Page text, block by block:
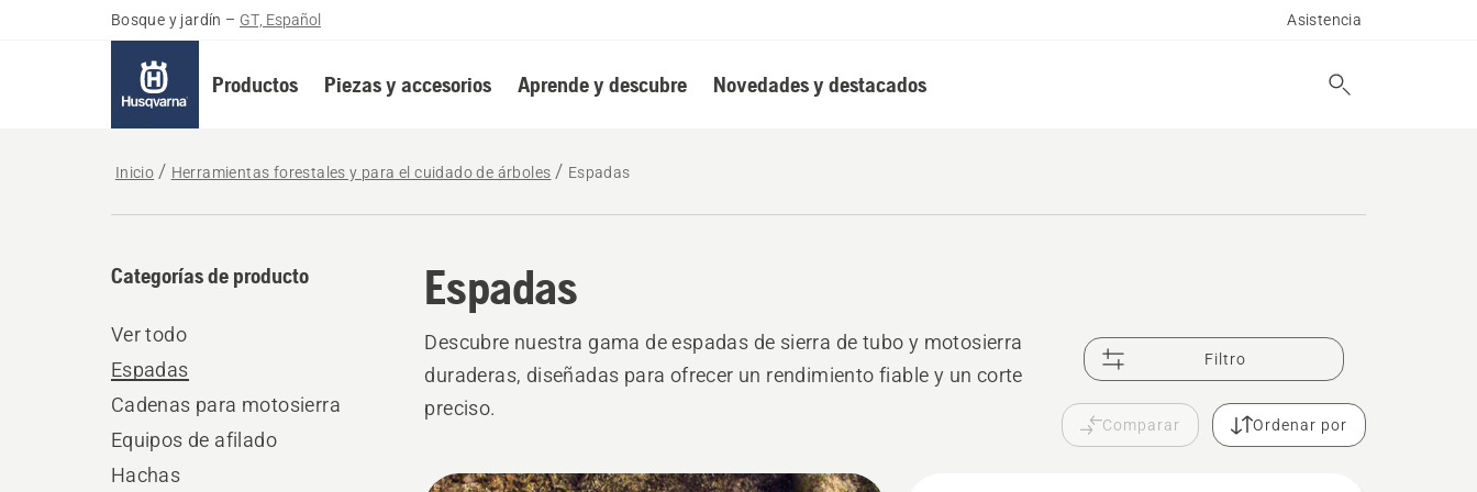
Bosque y jardín – GT, Español Asistencia
Productos Piezas y accesorios Aprende y descubre Novedades y destacados
Inicio Herramientas forestales y para el cuidado de árboles Espadas
Espadas
Categorías de producto
Ver todo
Espadas
Cadenas para motosierra
Equipos de afilado
Hachas
Descubre nuestra gama de espadas de sierra de tubo y motosierra
duraderas, diseñadas para ofrecer un rendimiento fiable y un corte
preciso.
Filtro
Comparar Ordenar por